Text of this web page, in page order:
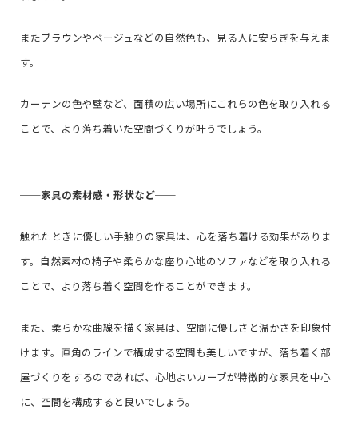
またブラウンやベージュなどの自然色も、見る人に安らぎを与えま
す。
カーテンの色や壁など、面積の広い場所にこれらの色を取り入れる
ことで、より落ち着いた空間づくりが叶うでしょう。
──家具の素材感・形状など──
触れたときに優しい手触りの家具は、心を落ち着ける効果がありま
す。自然素材の椅子や柔らかな座り心地のソファなどを取り入れる
ことで、より落ち着く空間を作ることができます。
また、柔らかな曲線を描く家具は、空間に優しさと温かさを印象付
けます。直角のラインで構成する空間も美しいですが、落ち着く部
屋づくりをするのであれば、心地よいカーブが特徴的な家具を中心
に、空間を構成すると良いでしょう。